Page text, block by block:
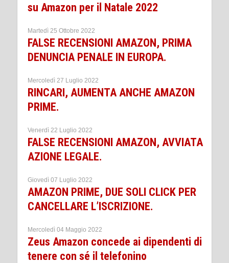
su Amazon per il Natale 2022
Martedì 25 Ottobre 2022
FALSE RECENSIONI AMAZON, PRIMA
DENUNCIA PENALE IN EUROPA.
Mercoledì 27 Luglio 2022
RINCARI, AUMENTA ANCHE AMAZON
PRIME.
Venerdì 22 Luglio 2022
FALSE RECENSIONI AMAZON, AVVIATA
AZIONE LEGALE.
Giovedì 07 Luglio 2022
AMAZON PRIME, DUE SOLI CLICK PER
CANCELLARE L’ISCRIZIONE.
Mercoledì 04 Maggio 2022
Zeus Amazon concede ai dipendenti di
tenere con sé il telefonino